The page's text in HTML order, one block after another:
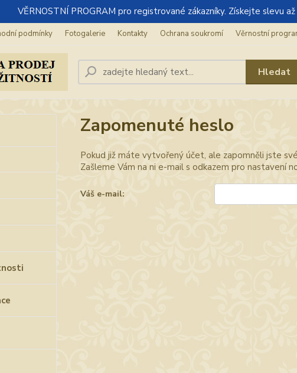
VĚRNOSTNÍ PROGRAM pro registrované zákazníky. Získejte slevu
podmínky Fotogalerie Kontakty Ochrana soukromí Věrnostní
Hledat
Zapomenuté heslo
Pokud již máte vytvořený účet, ale zapomněli jste
Zašleme Vám na ni e-mail s odkazem pro nastavení
Váš e-mail: